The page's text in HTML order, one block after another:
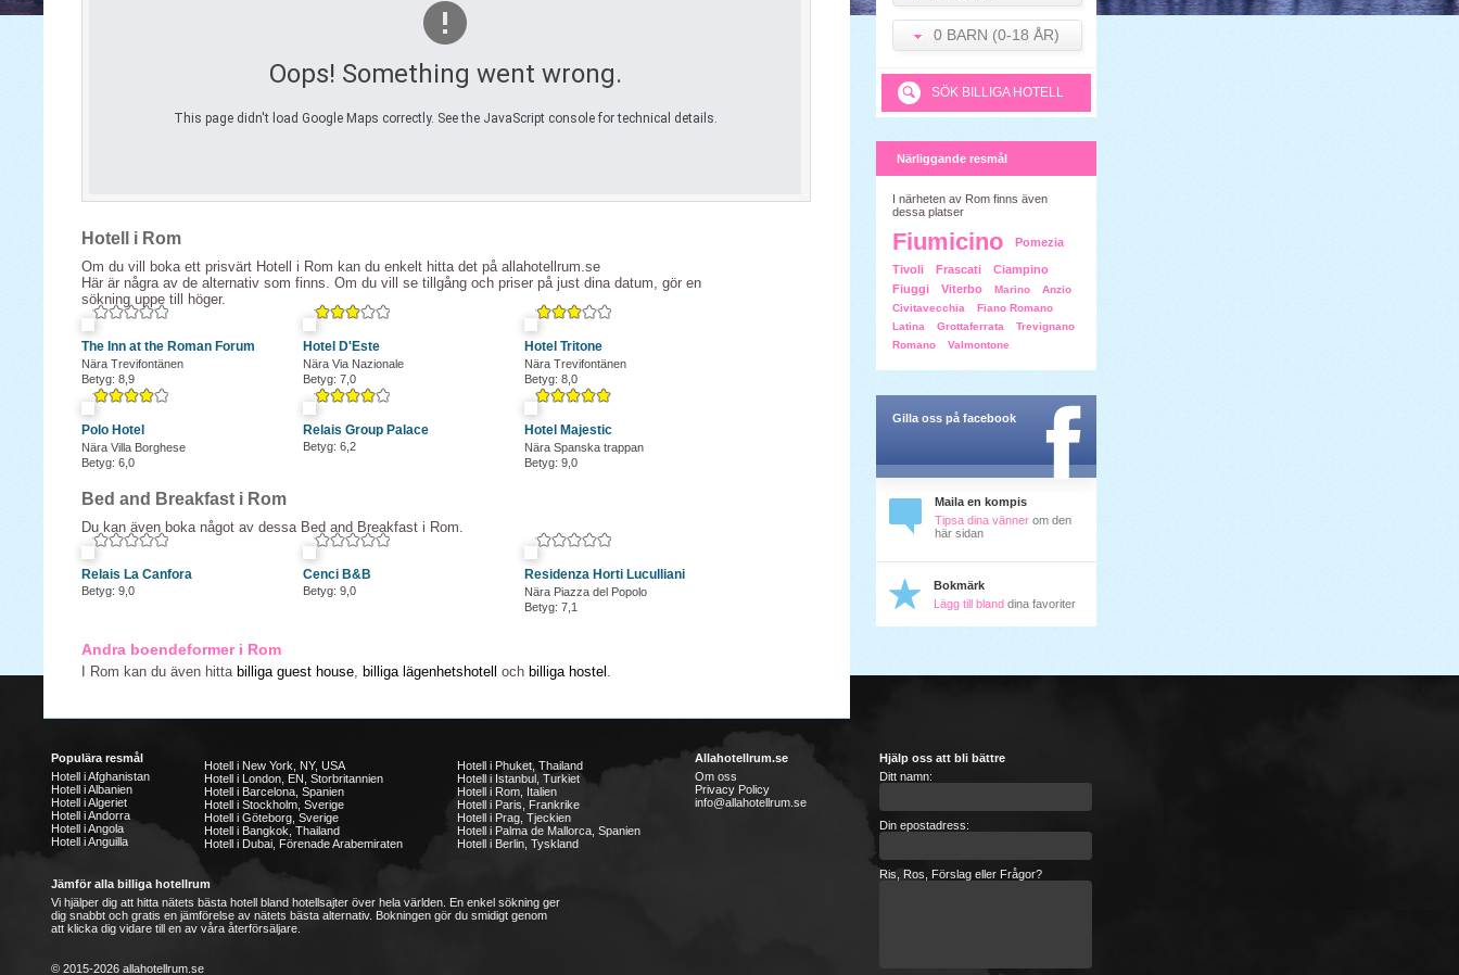
Hotell i Rom
Om du vill boka ett prisvärt Hotell i Rom kan du enkelt hitta det på allahotellrum.se
Här är några av de alternativ som finns. Om du vill se tillgång och priser på just dina datum, gör en
sökning uppe till höger.
The Inn at the Roman Forum
Nära Trevifontänen
Betyg: 8,9
Hotel D'Este
Nära Via Nazionale
Betyg: 7,0
Hotel Tritone
Nära Trevifontänen
Betyg: 8,0
Polo Hotel
Nära Villa Borghese
Betyg: 6,0
Relais Group Palace
Betyg: 6,2
Hotel Majestic
Nära Spanska trappan
Betyg: 9,0
Bed and Breakfast i Rom
Du kan även boka något av dessa Bed and Breakfast i Rom.
Relais La Canfora
Betyg: 9,0
Cenci B&B
Betyg: 9,0
Residenza Horti Luculliani
Nära Piazza del Popolo
Betyg: 7,1
Andra boendeformer i Rom
I Rom kan du även hitta billiga guest house, billiga lägenhetshotell och billiga hostel .
0 BARN (0-18 ÅR)
SÖK BILLIGA HOTELL
Närliggande resmål
I närheten av Rom finns även
dessa platser
Fiumicino Pomezia
Tivoli Frascati
Ciampino
Fiuggi
Viterbo Marino
Anzio
Civitavecchia
Fiano Romano
Latina
Grottaferrata
Trevignano
Romano
Valmontone
Gilla oss på facebook
Maila en kompis
Tipsa dina vänner om den
här sidan
Bokmärk
Lägg till bland dina favoriter
Populära resmål
Hotell i Afghanistan
Hotell i Albanien
Hotell i Algeriet
Hotell i Andorra
Hotell i Angola
Hotell i Anguilla
Hotell i New York, NY, USA
Hotell i London, EN, Storbritannien
Hotell i Barcelona, Spanien
Hotell i Stockholm, Sverige
Hotell i Göteborg, Sverige
Hotell i Bangkok, Thailand
Hotell i Dubai, Förenade Arabemiraten
Hotell i Phuket, Thailand
Hotell i Istanbul, Turkiet
Hotell i Rom, Italien
Hotell i Paris, Frankrike
Hotell i Prag, Tjeckien
Hotell i Palma de Mallorca, Spanien
Hotell i Berlin, Tyskland
Allahotellrum.se
Om oss
Privacy Policy
info@allahotellrum.se
Jämför alla billiga hotellrum
Vi hjälper dig att hitta nätets bästa hotell bland hotellsajter över hela världen. En enkel sökning ger
dig snabbt och gratis en jämförelse av nätets bästa alternativ. Bokningen gör du smidigt genom
att klicka dig vidare till en av våra återförsäljare.
© 2015-2026 allahotellrum.se
Hjälp oss att bli bättre
Ditt namn:
Din epostadress:
Ris, Ros, Förslag eller Frågor?